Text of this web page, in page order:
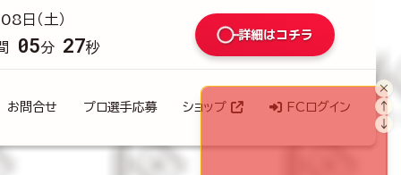
（土）
05分 26秒
詳細はコチラ
お問合せ プロ選手応募 ショップ FCログイン
×
↑
↓